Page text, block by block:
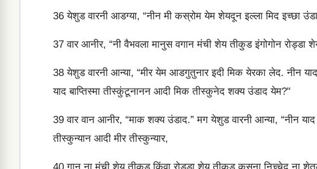
36 येशुड वारनी आडग्या, “नीन मी कस्रोम येम शेयदून इल्ला मिद इच्छा
37 वार आनीर, “नी वैभवला मानुस वगान मंची शेय तीकुड इंगोगोन
38 येशुड वारनी आन्या, “मीर येम आडगुतुनार इदी मिक येरका लेद. नीन
याद बाप्तिस्मा तीस्कुंटूनानन आदी मिक तीस्कुनेद शक्य उंडाद येम?"
39 वार वान आनीर, “माक शक्य उंडाद.” मग येशुड वारनी आन्या, “नीन याद
तीस्कुन्यान आदी मीर तीस्कुन्यार,